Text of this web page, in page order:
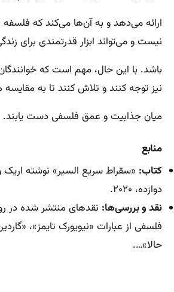
ارائه می‌دهد و به آن‌ها می‌کند که فلسفه
نیست و می‌تواند ابزار قدرتمندی برای
باشد. با این حال، مهم است که
نیز توجه کنند و تلاش کنند تا به
میان جذابیت و عمق فلسفی دست یابند.
منابع
کتاب: «سقراط سریع السیر» نوشته اریک
دوازده، ۲۰۲۰.
نقد و بررسی‌ها: نقدهای منتشر شده در
فلسفی از عبارات «نیویورک تایمز»،
حالا»….